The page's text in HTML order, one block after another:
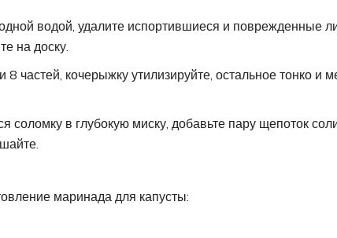
водой, удалите испортившиеся и поврежденные
на доску.
8 частей, кочерыжку утилизируйте, остальное тонко и
соломку в глубокую миску, добавьте пару щепоток
маринада для капусты: